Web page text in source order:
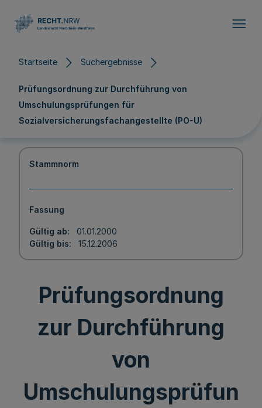
Startseite Suchergebnisse
Prüfungsordnung zur Durchführung von
Umschulungsprüfungen für
Sozialversicherungsfachangestellte (PO-U)
Stammnorm
Fassung
Gültig ab
01.01.2000
Gültig bis
15.12.2006
Prüfungsordnung
zur Durchführung
von
Umschulungsprüfun